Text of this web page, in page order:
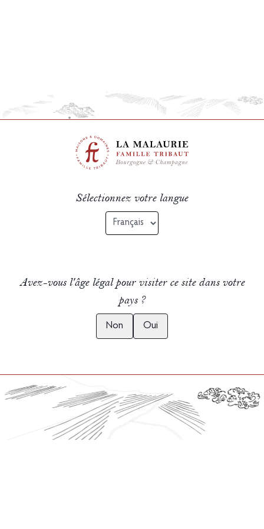
Sélectionnez votre langue
Avez-vous l'âge légal pour visiter ce site dans votre
pays ?
Non